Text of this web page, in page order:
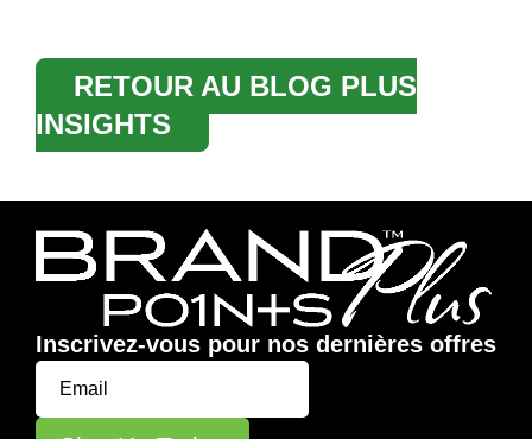
RETOUR AU BLOG PLUS
INSIGHTS
Inscrivez-vous pour nos dernières offres